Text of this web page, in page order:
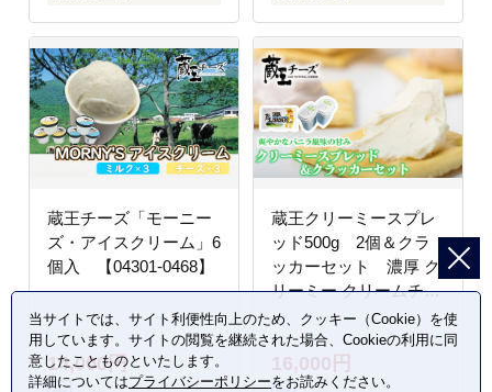
蔵王チーズ「モーニー
ズ・アイスクリーム」6
個入 【04301-0468】
14,000円
蔵王クリーミースプレ
ッド500g 2個＆クラ
ッカーセット 濃厚 ク
リーミー クリームチー
ズ チーズ 蔵王 人気
【04301-0495】
16,000円
当サイトでは、サイト利便性向上のため、クッキー（Cookie）を使
用しています。サイトの閲覧を継続された場合、Cookieの利用に同
意したことものといたします。
詳細についてはプライバシーポリシーをお読みください。